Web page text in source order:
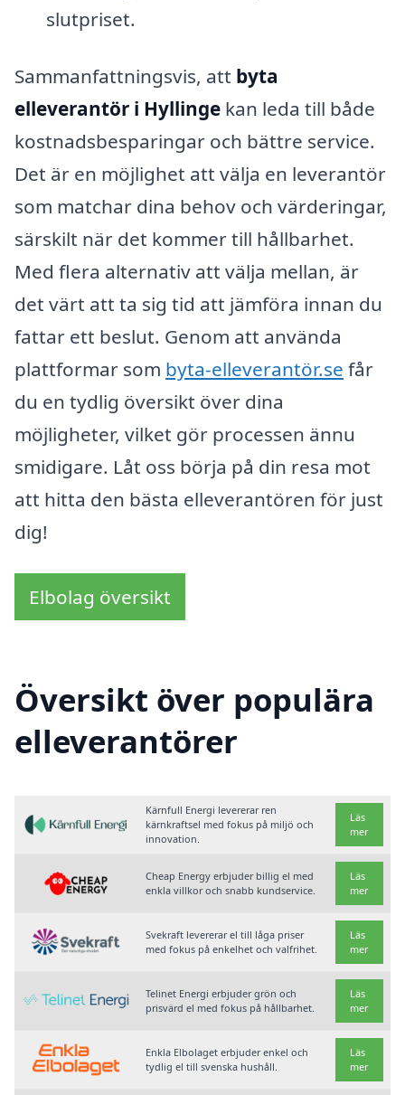
slutpriset.
Sammanfattningsvis, att byta
elleverantör i Hyllinge kan leda till både
kostnadsbesparingar och bättre service.
Det är en möjlighet att välja en leverantör
som matchar dina behov och värderingar,
särskilt när det kommer till hållbarhet.
Med flera alternativ att välja mellan, är
det värt att ta sig tid att jämföra innan du
fattar ett beslut. Genom att använda
plattformar som byta-elleverantör.se får
du en tydlig översikt över dina
möjligheter, vilket gör processen ännu
smidigare. Låt oss börja på din resa mot
att hitta den bästa elleverantören för just
dig!
Elbolag översikt
Översikt över populära
elleverantörer
Kärnfull Energi levererar ren
kärnkraftsel med fokus på miljö och
innovation.
Läs
mer
Cheap Energy erbjuder billig el med
enkla villkor och snabb kundservice.
Läs
mer
Svekraft levererar el till låga priser
med fokus på enkelhet och valfrihet.
Läs
mer
Telinet Energi erbjuder grön och
prisvärd el med fokus på hållbarhet.
Läs
mer
Enkla Elbolaget erbjuder enkel och
tydlig el till svenska hushåll.
Läs
mer